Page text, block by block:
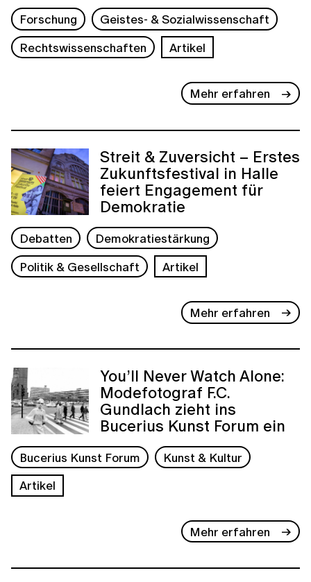
Forschung
Geistes- & Sozialwissenschaft
Rechtswissenschaften
Artikel
Mehr erfahren
Streit & Zuversicht – Erstes
Zukunftsfestival in Halle
feiert Engagement für
Demokratie
Debatten
Demokratiestärkung
Politik & Gesellschaft
Artikel
Mehr erfahren
You’ll Never Watch Alone:
Modefotograf F.C.
Gundlach zieht ins
Bucerius Kunst Forum ein
Bucerius Kunst Forum
Kunst & Kultur
Artikel
Mehr erfahren